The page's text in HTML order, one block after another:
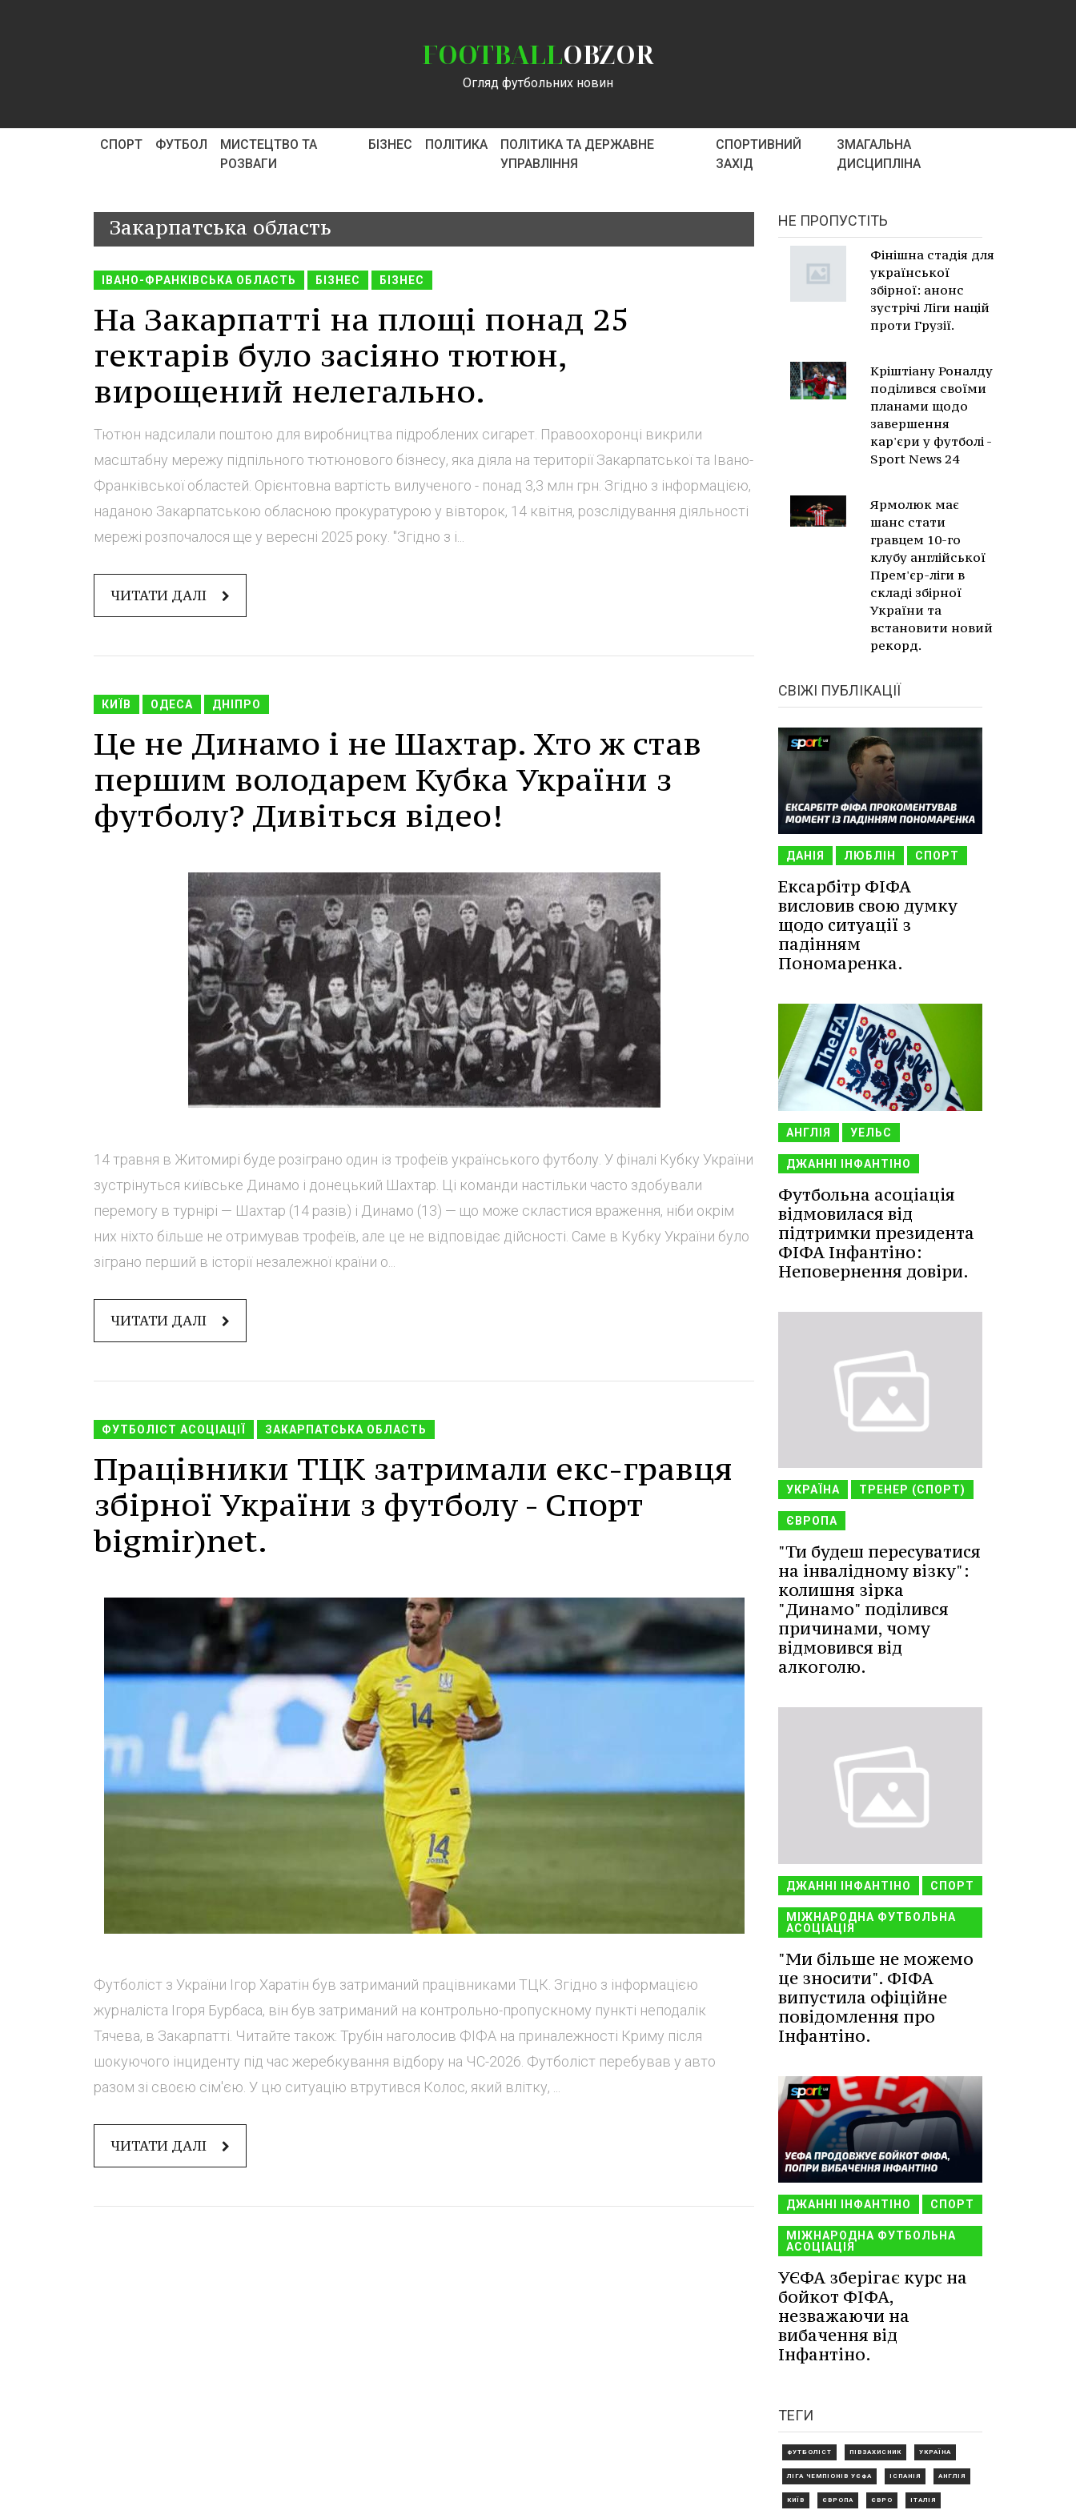
FOOTBALLOBZOR
Огляд футбольних новин
СПОРТ ФУТБОЛ
МИСТЕЦТВО ТА
РОЗВАГИ
БІЗНЕС ПОЛІТИКА
ПОЛІТИКА ТА ДЕРЖАВНЕ
УПРАВЛІННЯ
СПОРТИВНИЙ
ЗАХІД
ЗМАГАЛЬНА
ДИСЦИПЛІНА
Закарпатська область
ІВАНО-ФРАНКІВСЬКА ОБЛАСТЬ БІЗНЕС БІЗНЕС
На Закарпатті на площі понад 25
гектарів було засіяно тютюн,
вирощений нелегально.
Тютюн надсилали поштою для виробництва підроблених сигарет. Правоохоронці викрили
масштабну мережу підпільного тютюнового бізнесу, яка діяла на території Закарпатської та Івано-
Франківської областей. Орієнтовна вартість вилученого - понад 3,3 млн грн. Згідно з інформацією,
наданою Закарпатською обласною прокуратурою у вівторок, 14 квітня, розслідування діяльності
мережі розпочалося ще у вересні 2025 року. "Згідно з і...
ЧИТАТИ ДАЛІ
КИЇВ ОДЕСА ДНІПРО
Це не Динамо і не Шахтар. Хто ж став
першим володарем Кубка України з
футболу? Дивіться відео!
14 травня в Житомирі буде розіграно один із трофеїв українського футболу. У фіналі Кубку України
зустрінуться київське Динамо і донецький Шахтар. Ці команди настільки часто здобували
перемогу в турнірі — Шахтар (14 разів) і Динамо (13) — що може скластися враження, ніби окрім
них ніхто більше не отримував трофеїв, але це не відповідає дійсності. Саме в Кубку України було
зіграно перший в історії незалежної країни о...
ЧИТАТИ ДАЛІ
ФУТБОЛІСТ АСОЦІАЦІЇ ЗАКАРПАТСЬКА ОБЛАСТЬ
Працівники ТЦК затримали екс-гравця
збірної України з футболу - Спорт
bigmir)net.
Футболіст з України Ігор Харатін був затриманий працівниками ТЦК. Згідно з інформацією
журналіста Ігоря Бурбаса, він був затриманий на контрольно-пропускному пункті неподалік
Тячева, в Закарпатті. Читайте також: Трубін наголосив ФІФА на приналежності Криму після
шокуючого інциденту під час жеребкування відбору на ЧС-2026. Футболіст перебував у авто
разом зі своєю сім'єю. У цю ситуацію втрутився Колос, який влітку, ...
ЧИТАТИ ДАЛІ
НЕ ПРОПУСТІТЬ
Фінішна стадія для
української
збірної: анонс
зустрічі Ліги націй
проти Грузії.
Кріштіану Роналду
поділився своїми
планами щодо
завершення
кар'єри у футболі -
Sport News 24
Ярмолюк має
шанс стати
гравцем 10-го
клубу англійської
Прем'єр-ліги в
складі збірної
України та
встановити новий
рекорд.
СВІЖІ ПУБЛІКАЦІЇ
ДАНІЯ ЛЮБЛІН СПОРТ
Ексарбітр ФІФА
висловив свою думку
щодо ситуації з
падінням
Пономаренка.
АНГЛІЯ УЕЛЬС
ДЖАННІ ІНФАНТІНО
Футбольна асоціація
відмовилася від
підтримки президента
ФІФА Інфантіно:
Неповернення довіри.
УКРАЇНА ТРЕНЕР (СПОРТ)
ЄВРОПА
"Ти будеш пересуватися
на інвалідному візку":
колишня зірка
"Динамо" поділився
причинами, чому
відмовився від
алкоголю.
ДЖАННІ ІНФАНТІНО СПОРТ
МІЖНАРОДНА ФУТБОЛЬНА
АСОЦІАЦІЯ
"Ми більше не можемо
це зносити". ФІФА
випустила офіційне
повідомлення про
Інфантіно.
ДЖАННІ ІНФАНТІНО СПОРТ
МІЖНАРОДНА ФУТБОЛЬНА
АСОЦІАЦІЯ
УЄФА зберігає курс на
бойкот ФІФА,
незважаючи на
вибачення від
Інфантіно.
ТЕГИ
ФУТБОЛІСТ ПІВЗАХИСНИК УКРАЇНА
ЛІГА ЧЕМПІОНІВ УЄФА ІСПАНІЯ АНГЛІЯ
КИЇВ ЄВРОПА ЄВРО ІТАЛІЯ